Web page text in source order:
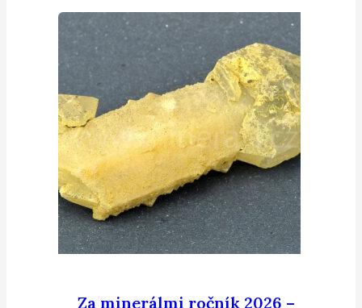
Za minerálmi ročník 2026 –